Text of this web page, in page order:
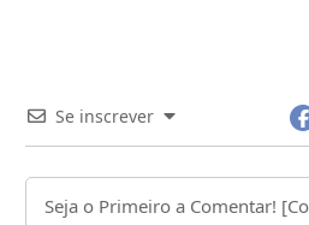
Se inscrever